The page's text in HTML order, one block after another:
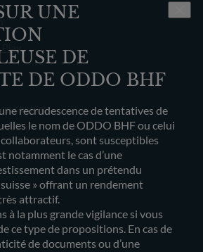
UNE
DE
DE ODDO BHF
recrudescence de tentatives de
le nom de ODDO BHF ou celui
sont susceptibles
notamment le cas d’une
dans un prétendu
suisse » offrant un rendement
attractif.
à la plus grande vigilance si vous
ce type de propositions. En cas de
de documents ou d’une
Play
contrat